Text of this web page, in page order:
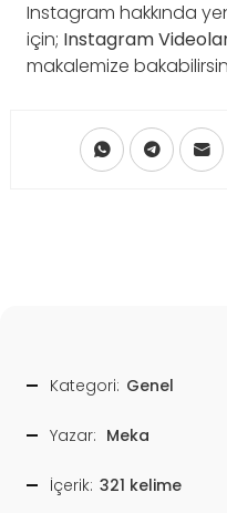
Instagram hakkında
için; Instagram
makalemize
Kategori: Genel
Yazar: Meka
İçerik: 321 kelime